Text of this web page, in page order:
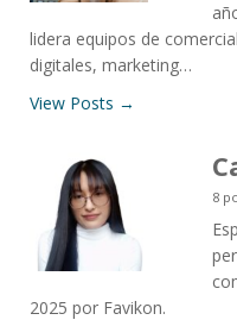
lidera equipos de
digitales, marketing…
View Posts →
8
2025 por Favikon.